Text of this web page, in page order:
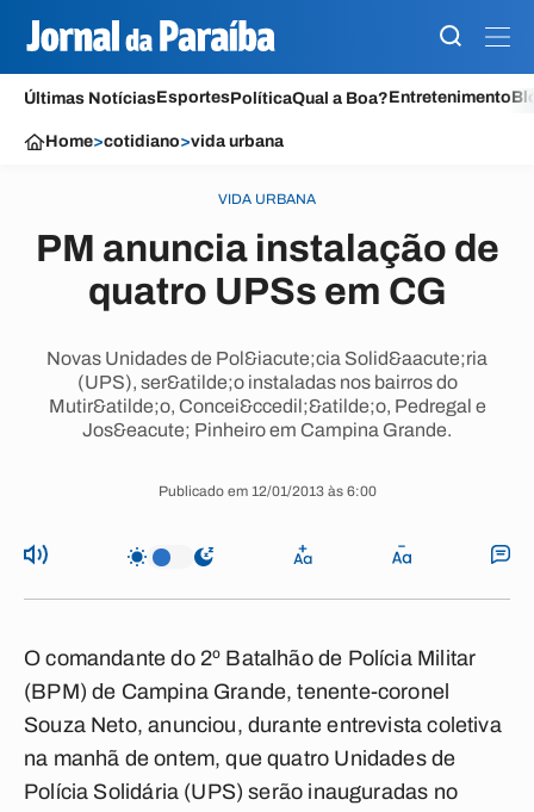
Últimas NotíciasEsportesPolíticaQual a Boa?Entretenimento
Home>cotidiano>vida urbana
VIDA URBANA
PM anuncia instalação de
quatro UPSs em CG
Novas Unidades de Pol&iacute;cia Solid&aacute;ria
(UPS), ser&atilde;o instaladas nos bairros do
Mutir&atilde;o, Concei&ccedil;&atilde;o, Pedregal e
Jos&eacute; Pinheiro em Campina Grande.
Publicado em 12/01/2013 às 6:00
O comandante do 2º Batalhão de Polícia Militar
(BPM) de Campina Grande, tenente-coronel
Souza Neto, anunciou, durante entrevista coletiva
na manhã de ontem, que quatro Unidades de
Polícia Solidária (UPS) serão inauguradas no